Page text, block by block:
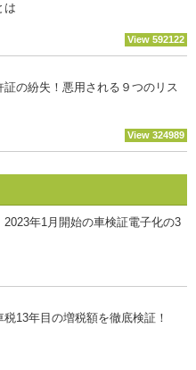
は
View 592122
の紛失！悪用される９つのリス
View 324989
2023年1月開始の車検証電子化の3
13年目の増税額を徹底検証！